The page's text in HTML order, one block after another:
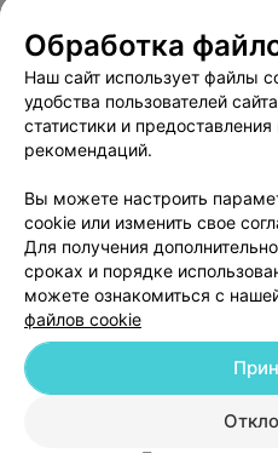
Пользовательское
Вакансии
Написать
Обработка
© 2026 ООО «Артокс Лаб», УНП
г. Минск, улица
Служба поддержки
Обработка
Наш сайт использует файлы
удобства пользователей
статистики и
рекомендаций.
Вы можете настроить
cookie или изменить свое
Для получения
сроках и порядке
можете ознакомиться с
файлов cookie